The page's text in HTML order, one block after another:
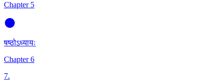
Chapter 5
षष्ठोऽध्यायः
Chapter 6
7.